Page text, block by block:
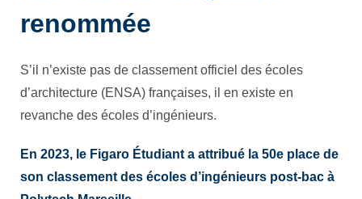
renommée
S’il n’existe pas de classement officiel des écoles
d’architecture (ENSA) françaises, il en existe en
revanche des écoles d’ingénieurs.
En 2023, le Figaro Étudiant a attribué la 50e place de
son classement des écoles d’ingénieurs post-bac à